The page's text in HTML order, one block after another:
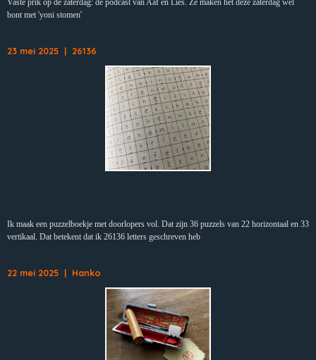
Vaste prik op de zaterdag: de podcast van Aaf en Lies. Ze maken het deze zaterdag wel
bont met 'yoni stomen'
23 mei 2025 | 26136
Ik maak een puzzelboekje met doorlopers vol. Dat zijn 36 puzzels van 22 horizontaal en 33
vertikaal. Dat betekent dat ik 26136 letters geschreven heb
22 mei 2025 | Hanko